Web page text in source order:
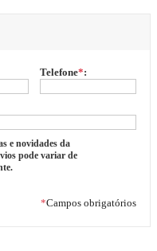
Telefone*:
e novidades da
pode variar de
*Campos obrigatórios